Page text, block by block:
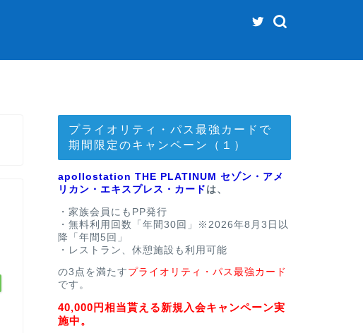
プライオリティ・パス最強カードで
期間限定のキャンペーン（１）
apollostation THE PLATINUM セゾン・アメ
リカン・エキスプレス・カード は、
・家族会員にもPP発行
・無料利用回数「年間30回」※2026年8月3日以
降「年間5回」
・レストラン、休憩施設も利用可能
の3点を満たす プライオリティ・パス最強カード
です。
40,000円相当貰える新規入会キャンペーン実
施中。